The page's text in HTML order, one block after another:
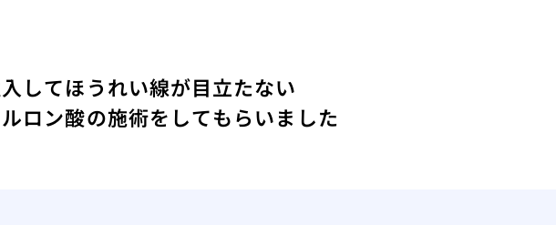
してほうれい線が目立たない
ロン酸の施術をしてもらいました